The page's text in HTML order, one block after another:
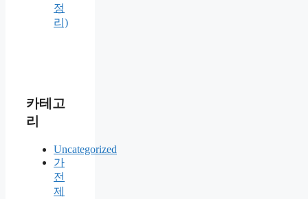
정
리)
카테고
리
Uncategorized
가
전
제